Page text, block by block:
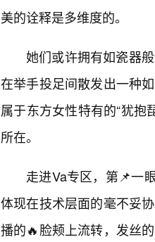
美的诠释是多维度的。
她们或许拥有如瓷器
在举手投足间散发出一种
属于东方女性特有的“犹抱
所在。
走进Va专区，第📌一
体现在技术层面的毫不妥
播的🔥脸颊上流转，发丝